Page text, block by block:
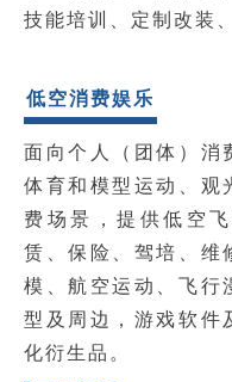
技能培训、定制改装
低空消费娱乐
面向个人（团体）消
体育和模型运动、观
费场景，提供低空
赁、保险、驾培、维
模、航空运动、飞行
型及周边，游戏软件
化衍生品。